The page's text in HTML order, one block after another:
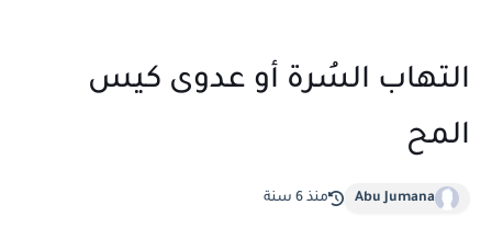
التهاب السُرة أو عدوى كيس
المح
Abu Jumana منذ 6 سنة